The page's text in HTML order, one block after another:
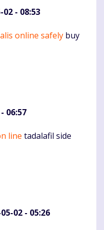
02 - 08:53
online safely buy
06:57
line tadalafil side
02 - 05:26